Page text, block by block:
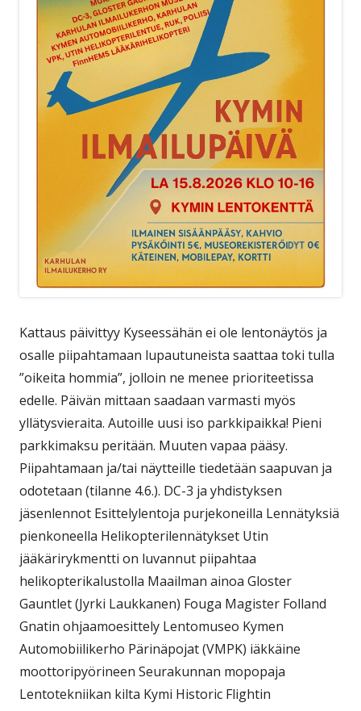
Kattaus päivittyy Kyseessähän ei ole lentonäytös ja
osalle piipahtamaan lupautuneista saattaa toki tulla
”oikeita hommia”, jolloin ne menee prioriteetissa
edelle. Päivän mittaan saadaan varmasti myös
yllätysvieraita. Autoille uusi iso parkkipaikka! Pieni
parkkimaksu peritään. Muuten vapaa pääsy.
Piipahtamaan ja/tai näytteille tiedetään saapuvan ja
odotetaan (tilanne 4.6.). DC-3 ja yhdistyksen
jäsenlennot Esittelylentoja purjekoneilla Lennätyksiä
pienkoneella Helikopterilennätykset Utin
jääkärirykmentti on luvannut piipahtaa
helikopterikalustolla Maailman ainoa Gloster
Gauntlet (Jyrki Laukkanen) Fouga Magister Folland
Gnatin ohjaamoesittely Lentomuseo Kymen
Automobiilikerho Pärinäpojat (VMPK) iäkkäine
moottoripyörineen Seurakunnan mopopaja
Lentotekniikan kilta Kymi Historic Flightin